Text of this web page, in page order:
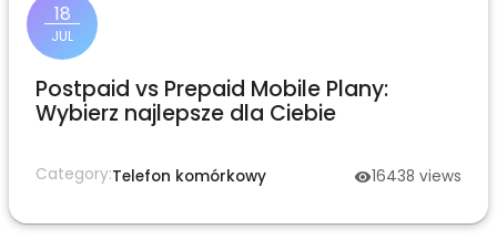
18
JUL
Postpaid vs Prepaid Mobile Plany:
Wybierz najlepsze dla Ciebie
Category:Telefon komórkowy 16438 views